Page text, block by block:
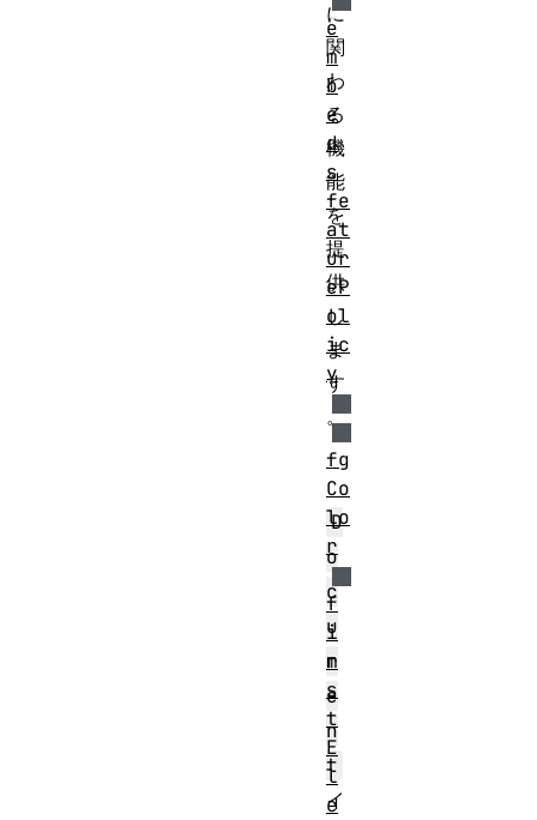
に
関
わ
る
機
能
を
提
供
し
ま
す
。
EventTarget
D
o
c
u
m
e
n
t
イ
e
m
b
e
d
s
fe
at
ur
eP
ol
ic
y
fg
Co
lo
r
f
i
r
s
t
E
l
e